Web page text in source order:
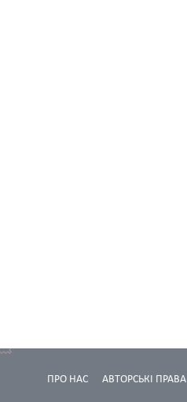
АВТОРСЬКІ ПРАВА
ПРО НАС